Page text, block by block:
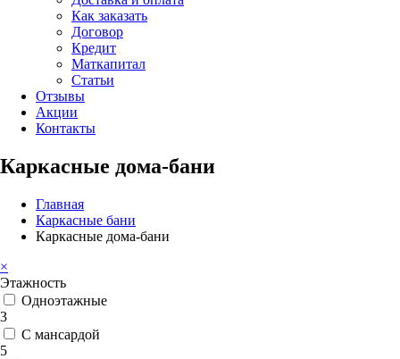
Как заказать
Договор
Кредит
Маткапитал
Статьи
Отзывы
Акции
Контакты
Каркасные дома-бани
Главная
Каркасные бани
Каркасные дома-бани
×
Этажность
Одноэтажные
3
С мансардой
5